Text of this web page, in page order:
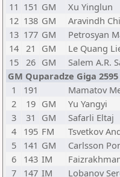
11 151 GM Xu Yinglun
12 138 GM Aravindh
13 177 GM Petrosyan
14 21 GM Le Quang
15 26 GM Salem A.R.
GM Quparadze Giga 2595
1
191 Mamatov
2
19 GM Yu Yangyi
3
31 GM Safarli Eltaj
4
195 FM Tsvetkov
5
141 GM Carlsson
6
143 IM
7
147 IM Lobanov